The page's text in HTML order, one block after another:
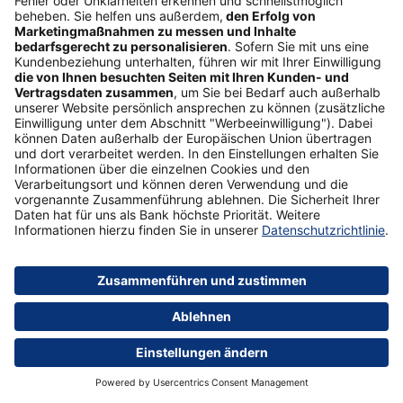
Finanzierungsmöglichkeiten es gibt – und was bei
Ihrer Entscheidung für eine Anschlussfinanzierung
ausschlaggebend sein kann.
Anschlussfinanzierung
Mehr erfahren